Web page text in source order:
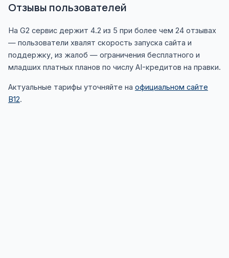
Отзывы пользователей
На G2 сервис держит 4.2 из 5 при более чем 24 отзывах
— пользователи хвалят скорость запуска сайта и
поддержку, из жалоб — ограничения бесплатного и
младших платных планов по числу AI-кредитов на правки.
Актуальные тарифы уточняйте на официальном сайте
B12.